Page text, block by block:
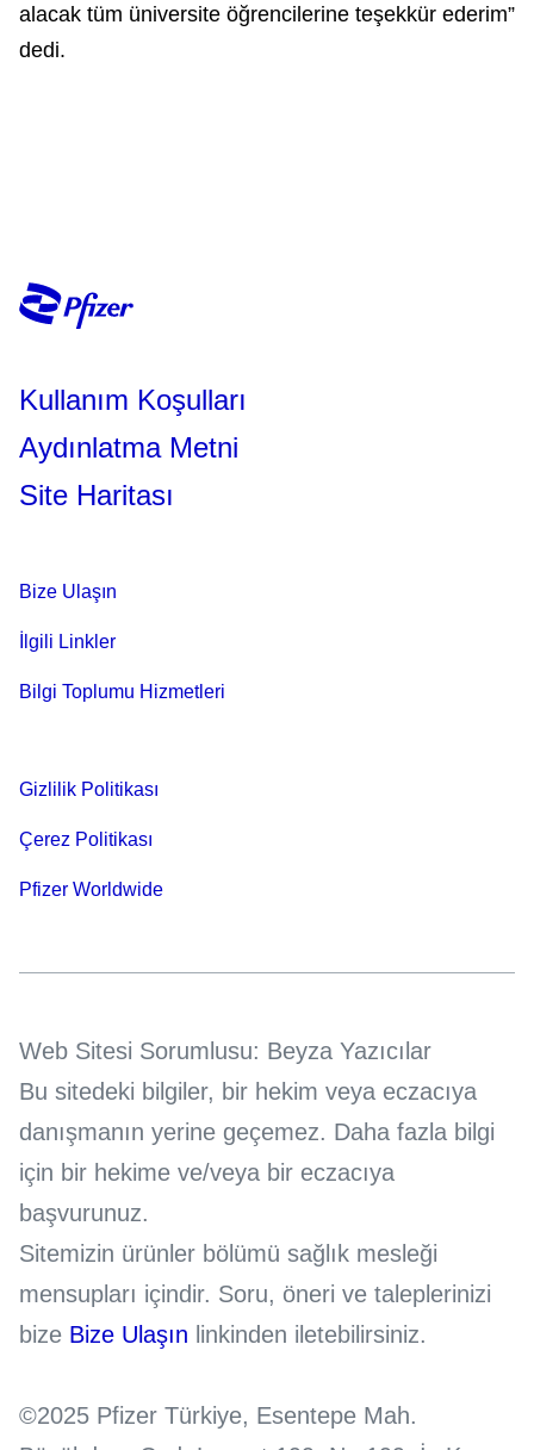
alacak tüm üniversite öğrencilerine teşekkür ederim”
dedi.
Kullanım Koşulları
Aydınlatma Metni
Site Haritası
Bize Ulaşın
İlgili Linkler
Bilgi Toplumu Hizmetleri
Gizlilik Politikası
Çerez Politikası
Pfizer Worldwide
Web Sitesi Sorumlusu: Beyza Yazıcılar
Bu sitedeki bilgiler, bir hekim veya eczacıya
danışmanın yerine geçemez. Daha fazla bilgi
için bir hekime ve/veya bir eczacıya
başvurunuz.
Sitemizin ürünler bölümü sağlık mesleği
mensupları içindir. Soru, öneri ve taleplerinizi
bize Bize Ulaşın linkinden iletebilirsiniz.
©2025 Pfizer Türkiye, Esentepe Mah.